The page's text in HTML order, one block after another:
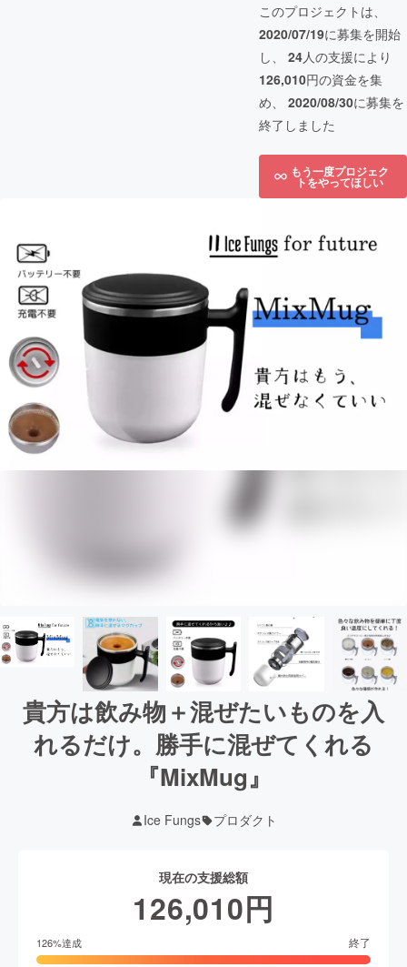
このプロジェクトは、
2020/07/19に募集を開始
し、 24人の支援により
126,010円の資金を集
め、 2020/08/30に募集を
終了しました
もう一度プロジェク
トをやってほしい
貴方は飲み物＋混ぜたいものを入
れるだけ。勝手に混ぜてくれる
『MixMug』
Ice Fungs プロダクト
現在の支援総額
126,010円
126%達成 終了